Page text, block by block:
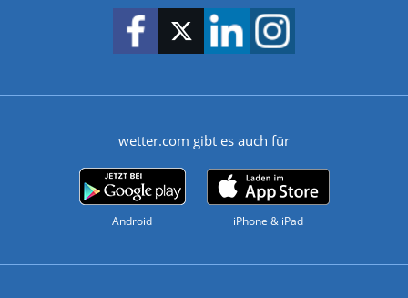
wetter.com gibt es auch für
Android iPhone & iPad